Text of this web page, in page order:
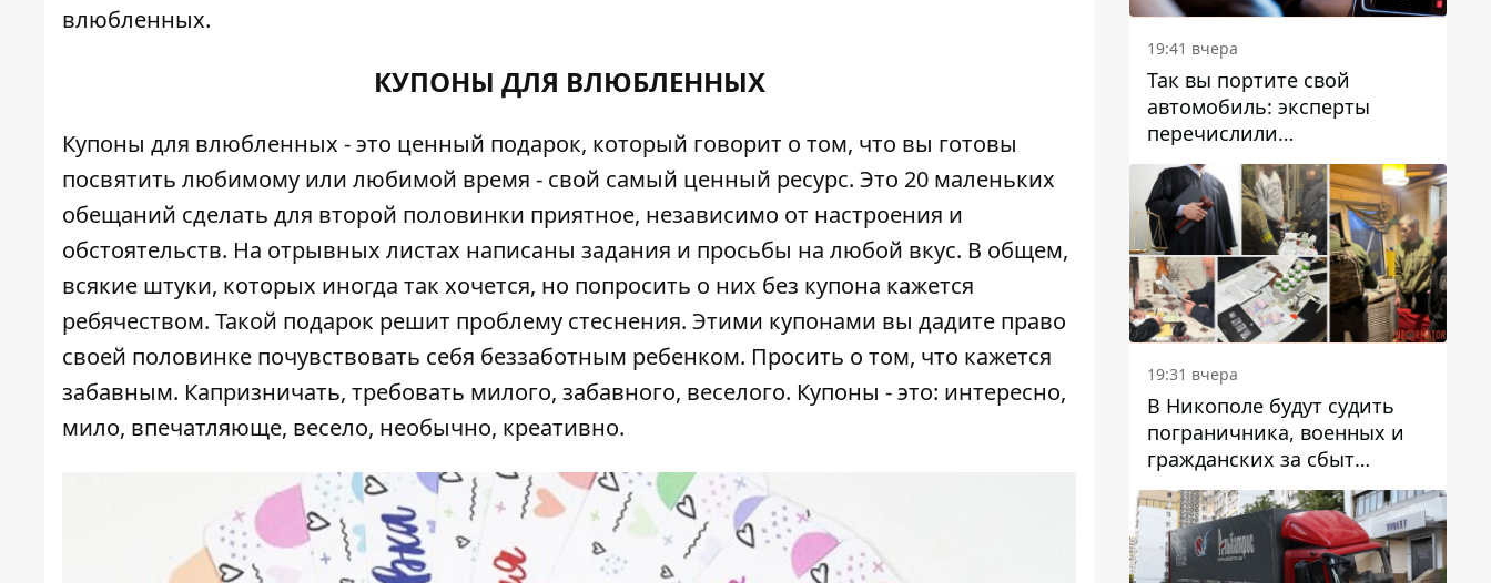
влюбленных.
КУПОНЫ ДЛЯ ВЛЮБЛЕННЫХ
Купоны для влюбленных - это ценный подарок, который говорит о том, что вы готовы
посвятить любимому или любимой время - свой самый ценный ресурс. Это 20 маленьких
обещаний сделать для второй половинки приятное, независимо от настроения и
обстоятельств. На отрывных листах написаны задания и просьбы на любой вкус. В общем,
всякие штуки, которых иногда так хочется, но попросить о них без купона кажется
ребячеством. Такой подарок решит проблему стеснения. Этими купонами вы дадите право
своей половинке почувствовать себя беззаботным ребенком. Просить о том, что кажется
забавным. Капризничать, требовать милого, забавного, веселого. Купоны - это: интересно,
мило, впечатляюще, весело, необычно, креативно.
19:41 вчера
Так вы портите свой
автомобиль: эксперты
перечислили
распространенные
привычки водителей,
которые на самом деле
вредят машине
19:31 вчера
В Никополе будут судить
пограничника, военных и
гражданских за сбыт
психотропов